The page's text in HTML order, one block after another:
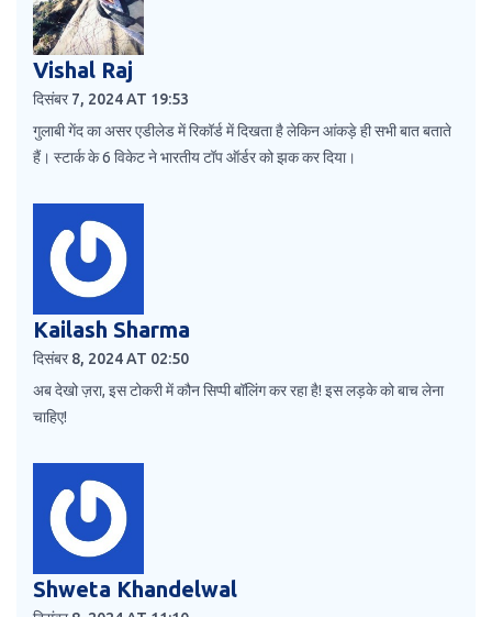
Vishal Raj
दिसंबर 7, 2024 AT 19:53
गुलाबी गेंद का असर एडीलेड में रिकॉर्ड में दिखता है लेकिन आंकड़े ही सभी बात बताते
हैं। स्टार्क के 6 विकेट ने भारतीय टॉप ऑर्डर को झक कर दिया।
Kailash Sharma
दिसंबर 8, 2024 AT 02:50
अब देखो ज़रा, इस टोकरी में कौन सिप्पी बॉलिंग कर रहा है! इस लड़के को बाच लेना
चाहिए!
Shweta Khandelwal